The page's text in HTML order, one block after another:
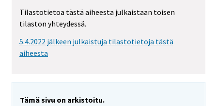
Tilastotietoa tästä aiheesta julkaistaan toisen
tilaston yhteydessä.
5.4.2022 jälkeen julkaistuja tilastotietoja tästä
aiheesta
Tämä sivu on arkistoitu.